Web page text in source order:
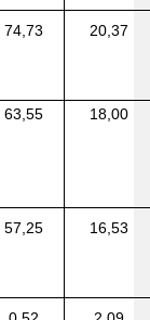
74,73 20,37
63,55 18,00
57,25 16,53